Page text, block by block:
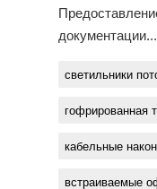
светильники
гофрированная
кабельные
встраиваемые